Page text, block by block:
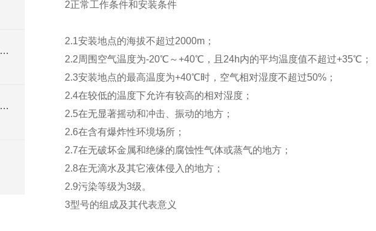
甲类仓库与乙类仓库在防爆箱选择方面有什么区别
防爆接线箱与配电箱有哪些方面区别
2正常工作条件和安装条件
2.1安装地点的海拔不超过2000m；
2.2周围空气温度为-20℃～+40℃，且24h内的平均温度值不超过+35℃；
2.3安装地点的最高温度为+40℃时，空气相对湿度不超过50%；
2.4在较低的温度下允许有较高的相对湿度；
2.5在无显著摇动和冲击、振动的地方；
2.6在含有爆炸性环境场所；
2.7在无破坏金属和绝缘的腐蚀性气体或蒸气的地方；
2.8在无滴水及其它液体侵入的地方；
2.9污染等级为3级。
3型号的组成及其代表意义